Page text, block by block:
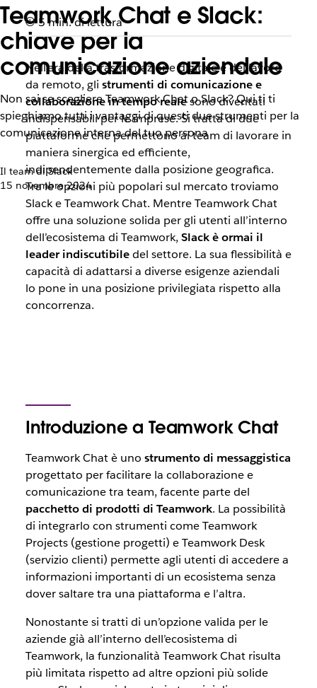
Teamwork Chat e Slack:
chiave per la
comunicazione aziendale
Non sai se scegliere Teamwork Chat o Slack? Qui ti ti
spieghiamo tutti i vantaggi di questi due strumenti per la
comunicazione interna del tuo persona
Il team di Slack
15 novembre 2024
5 min. di lettura
Nell’era della trasformazione digitale e del lavoro
da remoto, gli strumenti di comunicazione e
collaborazione in tempo realesono diventati
indispensabili per le imprese. Si tratta di due
piattaforme che permettono ai team di lavorare in
maniera sinergica ed efficiente,
indipendentemente dalla posizione geografica.
Tra le opzioni più popolari sul mercato troviamo
Slack e Teamwork Chat. Mentre Teamwork Chat
offre una soluzione solida per gli utenti all’interno
dell’ecosistema di Teamwork, Slack è ormai il
leader indiscutibiledel settore. La sua flessibilità e
capacità di adattarsi a diverse esigenze aziendali
lo pone in una posizione privilegiata rispetto alla
concorrenza.
Introduzione a Teamwork Chat
Teamwork Chat è uno strumento di messaggistica
progettato per facilitare la collaborazione e
comunicazione tra team, facente parte del
pacchetto di prodotti di Teamwork. La possibilità
di integrarlo con strumenti come Teamwork
Projects (gestione progetti) e Teamwork Desk
(servizio clienti) permette agli utenti di accedere a
informazioni importanti di un ecosistema senza
dover saltare tra una piattaforma e l’altra.
Nonostante si tratti di un’opzione valida per le
aziende già all’interno dell’ecosistema di
Teamwork, la funzionalità Teamwork Chat risulta
più limitata rispetto ad altre opzioni più solide